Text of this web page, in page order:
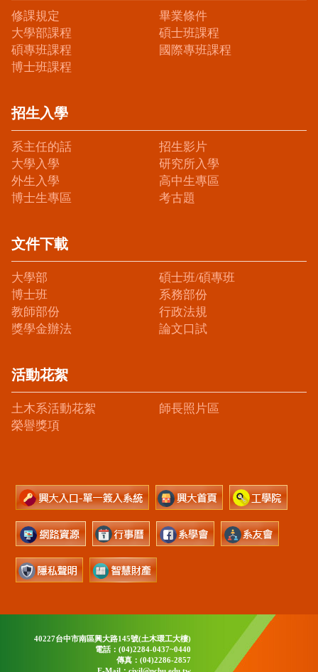
修課規定
畢業條件
大學部課程
碩士班課程
碩專班課程
國際專班課程
博士班課程
招生入學
系主任的話
招生影片
大學入學
研究所入學
外生入學
高中生專區
博士生專區
考古題
文件下載
大學部
碩士班/碩專班
博士班
系務部份
教師部份
行政法規
獎學金辦法
論文口試
活動花絮
土木系活動花絮
師長照片區
榮譽獎項
40227台中市南區興大路145號(土木環工大樓)
電話：(04)2284-0437~0440
傳真：(04)2286-2857